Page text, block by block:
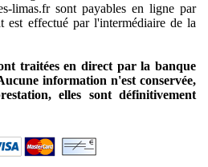
limas.fr sont payables en ligne par
est effectué par l'intermédiaire de la
traitées en direct par la banque
information n'est conservée,
elles sont définitivement